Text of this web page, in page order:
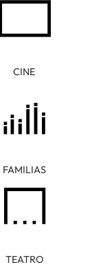
CINE
FAMILIAS
TEATRO